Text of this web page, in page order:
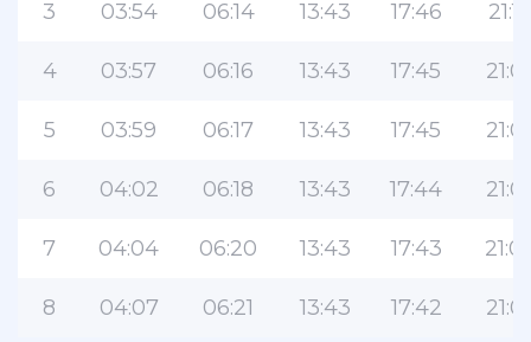
3 03:54 06:14 13:43 17:46
4 03:57 06:16 13:43 17:45
5 03:59 06:17 13:43 17:45
6 04:02 06:18 13:43 17:44
7 04:04 06:20 13:43 17:43
8 04:07 06:21 13:43 17:42